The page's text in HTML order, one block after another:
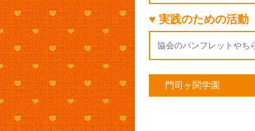
♥ 実践のための活動
協会のパンフレットやち
門司ヶ関学園